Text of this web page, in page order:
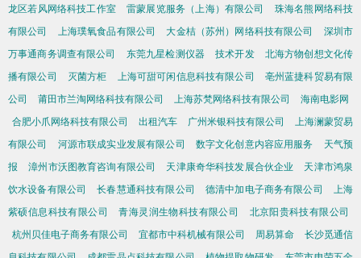
龙区若风网络科技工作室
雷蒙展览服务（上海）有限公司
珠海名熊网络科技
有限公司
上海璞氧食品有限公司 大金桔（苏州）网络科技有限公司
深圳市
万事通商务调查有限公司
东莞九星检测仪器 技术开发
北海方物创想文化传
播有限公司
灭菌方柜 上海可甜可闲信息科技有限公司
亳州蓝捷科贸易有限
公司
莆田市兰淘网络科技有限公司 上海苏梵网络科技有限公司
海南电影网
合肥小爪网络科技有限公司
出租汽车 广州米银科技有限公司
上海澜蒙贸易
有限公司
河源市联成实业发展有限公司 数字文化创意内容应用服务
天气预
报
漳州市沃图教育咨询有限公司 天津康奇华科技发展合伙企业
天津市鸿泉
饮水设备有限公司
长春慧通科技有限公司 德清中加电子商务有限公司
上海
紫硕信息科技有限公司
青海灵润生物科技有限公司
北京阳贵科技有限公司
杭州贝佳电子商务有限公司
宜都市中科机械有限公司 周易算命
长沙觅通信